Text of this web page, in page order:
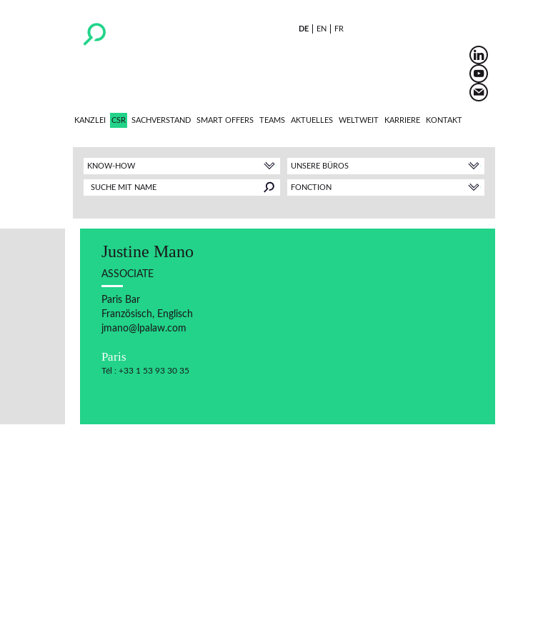
DE EN FR
KANZLEI CSR SACHVERSTAND SMART OFFERS TEAMS AKTUELLES WELTWEIT KARRIERE KONTAKT
KNOW-HOW UNSERE BÜROS
FONCTION
Justine Mano
ASSOCIATE
Paris Bar
Französisch, Englisch
jmano@lpalaw.com
Paris
Tél : +33 1 53 93 30 35